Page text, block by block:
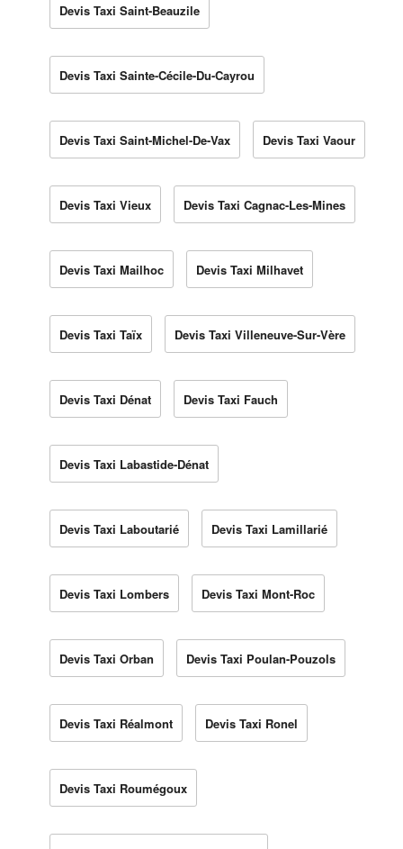
Devis Taxi Saint-Beauzile
Devis Taxi Sainte-Cécile-Du-Cayrou
Devis Taxi Saint-Michel-De-Vax Devis Taxi Vaour
Devis Taxi Vieux Devis Taxi Cagnac-Les-Mines
Devis Taxi Mailhoc Devis Taxi Milhavet
Devis Taxi Taïx Devis Taxi Villeneuve-Sur-Vère
Devis Taxi Dénat Devis Taxi Fauch
Devis Taxi Labastide-Dénat
Devis Taxi Laboutarié Devis Taxi Lamillarié
Devis Taxi Lombers Devis Taxi Mont-Roc
Devis Taxi Orban Devis Taxi Poulan-Pouzols
Devis Taxi Réalmont Devis Taxi Ronel
Devis Taxi Roumégoux